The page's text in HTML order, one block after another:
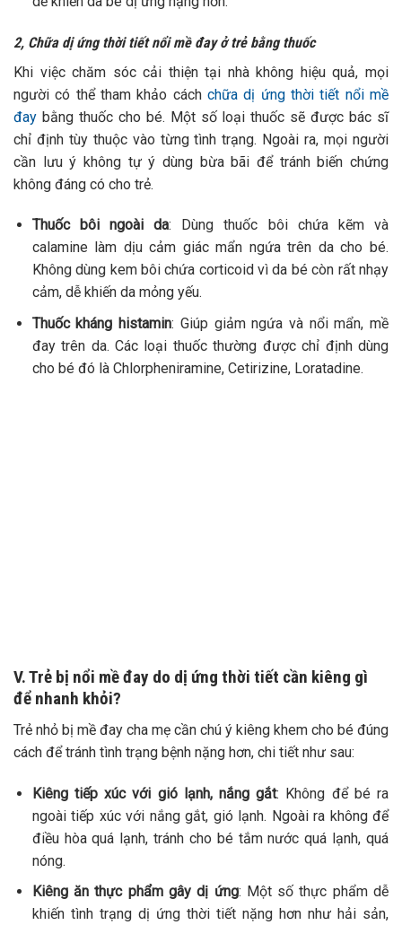
2, Chữa dị ứng thời tiết nổi mề đay ở trẻ bằng thuốc
Khi việc chăm sóc cải thiện tại nhà không hiệu quả, mọi
người có thể tham khảo cách chữa dị ứng thời tiết nổi mề
đay bằng thuốc cho bé. Một số loại thuốc sẽ được bác sĩ
chỉ định tùy thuộc vào từng tình trạng. Ngoài ra, mọi người
cần lưu ý không tự ý dùng bừa bãi để tránh biến chứng
không đáng có cho trẻ.
Thuốc bôi ngoài da: Dùng thuốc bôi chứa kẽm và
calamine làm dịu cảm giác mẩn ngứa trên da cho bé.
Không dùng kem bôi chứa corticoid vì da bé còn rất nhạy
cảm, dễ khiến da mỏng yếu.
Thuốc kháng histamin: Giúp giảm ngứa và nổi mẩn, mề
đay trên da. Các loại thuốc thường được chỉ định dùng
cho bé đó là Chlorpheniramine, Cetirizine, Loratadine.
V. Trẻ bị nổi mề đay do dị ứng thời tiết cần kiêng gì
để nhanh khỏi?
Trẻ nhỏ bị mề đay cha mẹ cần chú ý kiêng khem cho bé đúng
cách để tránh tình trạng bệnh nặng hơn, chi tiết như sau:
Kiêng tiếp xúc với gió lạnh, nắng gắt: Không để bé ra
ngoài tiếp xúc với nắng gắt, gió lạnh. Ngoài ra không để
điều hòa quá lạnh, tránh cho bé tắm nước quá lạnh, quá
nóng.
Kiêng ăn thực phẩm gây dị ứng: Một số thực phẩm dễ
khiến tình trạng dị ứng thời tiết nặng hơn như hải sản,